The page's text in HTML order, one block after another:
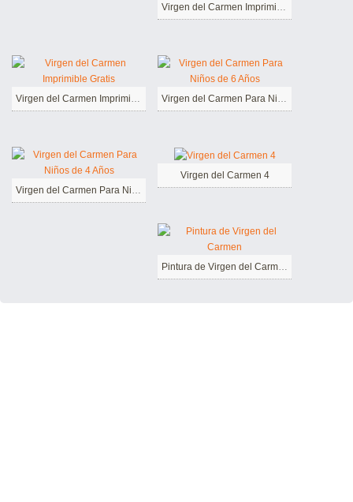
Virgen del Carmen Imprimible Para Niños
Virgen del Carmen Imprimible Gratis Virgen del Carmen Para Niños de 6 Años
Virgen del Carmen Para Niños de 4 Años
Virgen del Carmen 4